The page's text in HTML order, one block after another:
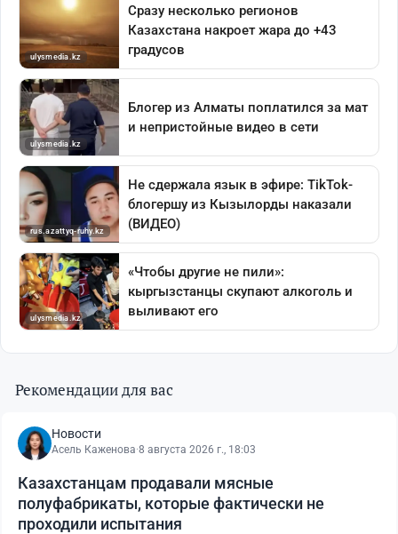
Рекомендации для вас
Новости
Асель Каженова·8 августа 2026 г., 18:03
Казахстанцам продавали мясные
полуфабрикаты, которые фактически не
проходили испытания